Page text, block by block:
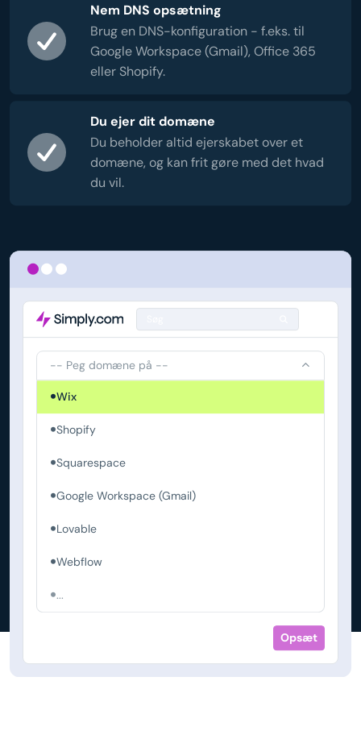
Nem DNS opsætning
Brug en DNS-konfiguration - f.eks. til
Google Workspace (Gmail), Office 365
eller Shopify.
Du ejer dit domæne
Du beholder altid ejerskabet over et
domæne, og kan frit gøre med det hvad
du vil.
-- Peg domæne på --
Wix
Shopify
Squarespace
Google Workspace (Gmail)
Lovable
Webflow
...
Opsæt